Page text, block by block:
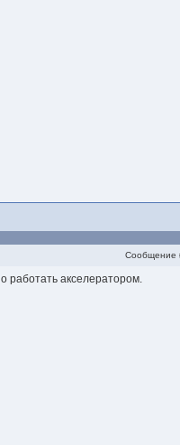
Сообщение
работать акселератором.